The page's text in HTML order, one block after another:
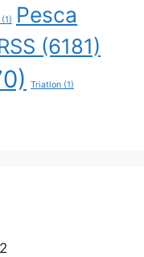
(1)
Pesca
(6181)
Triatlon (1)